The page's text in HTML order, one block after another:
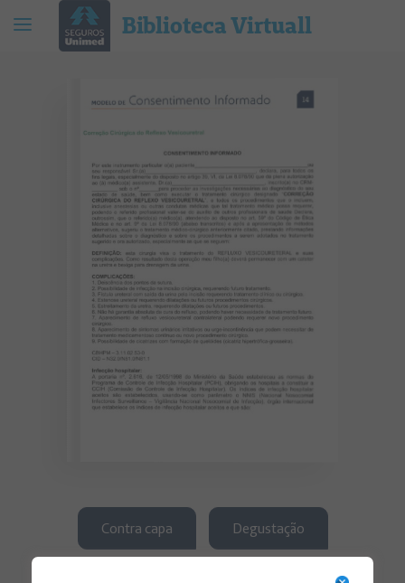
Biblioteca Virtuall
Contra capa Degustação